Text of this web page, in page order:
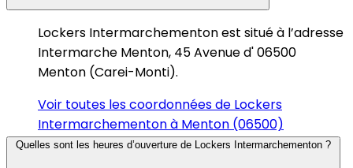
Lockers Intermarchementon est situé à l’adresse
Intermarche Menton, 45 Avenue d' 06500
Menton (Carei-Monti).
Voir toutes les coordonnées de Lockers
Intermarchementon à Menton (06500)
Quelles sont les heures d’ouverture de Lockers Intermarchementon ?